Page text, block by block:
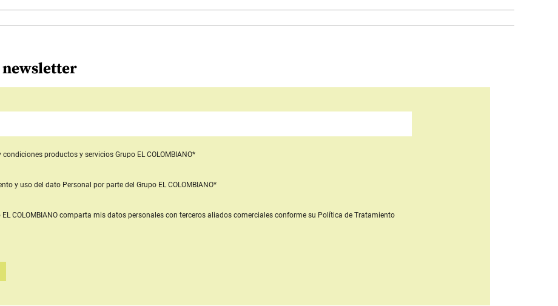
newsletter
condiciones productos y servicios Grupo EL COLOMBIANO*
y uso del dato Personal por parte del Grupo EL COLOMBIANO*
COLOMBIANO comparta mis datos personales con terceros aliados comercialesconforme su Política de Tratamiento